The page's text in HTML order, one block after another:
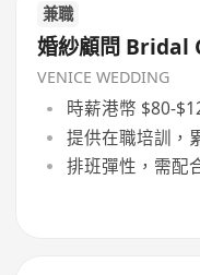
兼職
婚紗顧問
VENICE WEDDING
時薪港幣 $80-
提供在職培訓，
排班彈性，需配